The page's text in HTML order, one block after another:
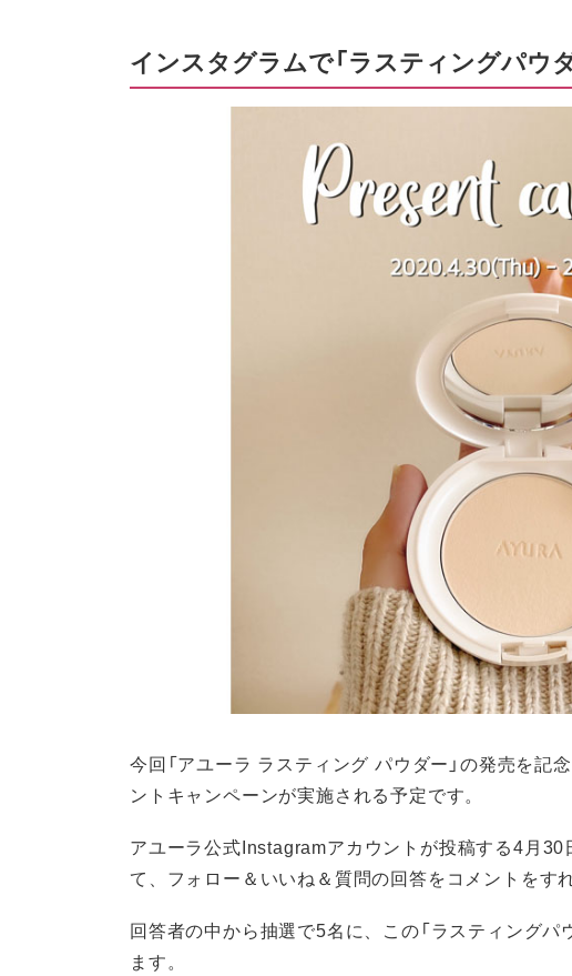
インスタグラムで「ラスティングパウ
今回「アユーラ ラスティング パウダー」の発売を
ントキャンペーンが実施される予定です。
アユーラ公式Instagramアカウントが投稿する4月30
て、フォロー＆いいね＆質問の回答をコメントをす
回答者の中から抽選で5名に、この「ラスティング
ます。